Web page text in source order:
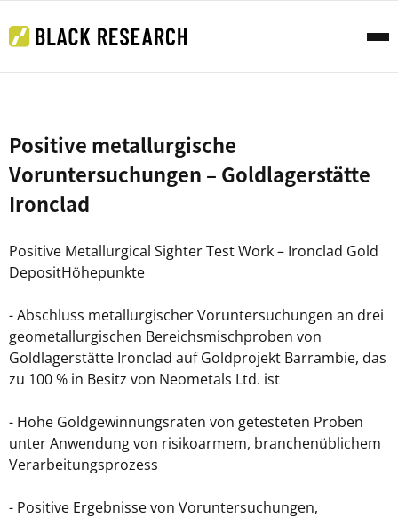
Positive metallurgische
Voruntersuchungen – Goldlagerstätte
Ironclad
Positive Metallurgical Sighter Test Work – Ironclad Gold
DepositHöhepunkte
- Abschluss metallurgischer Voruntersuchungen an drei
geometallurgischen Bereichsmischproben von
Goldlagerstätte Ironclad auf Goldprojekt Barrambie, das
zu 100 % in Besitz von Neometals Ltd. ist
- Hohe Goldgewinnungsraten von getesteten Proben
unter Anwendung von risikoarmem, branchenüblichem
Verarbeitungsprozess
- Positive Ergebnisse von Voruntersuchungen,